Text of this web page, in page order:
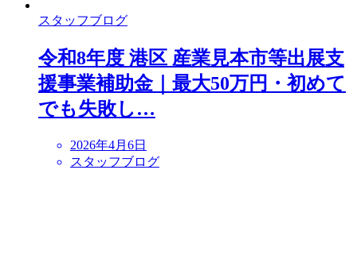
スタッフブログ
令和8年度 港区 産業見本市等出展支
援事業補助金｜最大50万円・初めて
でも失敗し…
2026年4月6日
スタッフブログ